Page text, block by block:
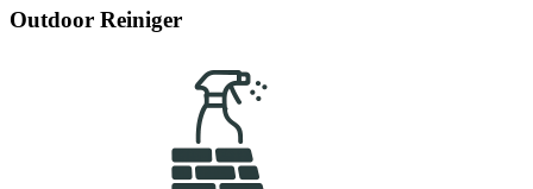
Outdoor Reiniger